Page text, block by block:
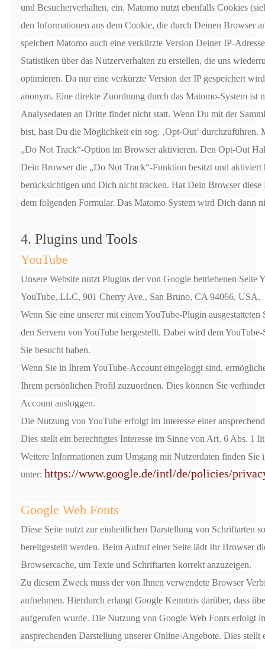
und Besucherverhalten, ein. Matomo nutzt ebenfalls Cookies
den Informationen aus dem Cookie, die durch Deinen Browser
speichert Matomo auch eine verkürzte Version Deiner IP-
Statistiken über das Nutzerverhalten zu erstellen, die uns
optimieren. Da nur eine verkürzte Version der IP gespeichert
anonym. Eine direkte Zuordnung durch das Matomo-System ist
Analysedaten an Dritte findet nicht statt. Wenn Du mit der
bist, hast Du die Möglichkeit ein sog. ‚Opt-Out‘
„Do Not Track“-Option im Browser aktivieren. Den Opt-Out
Dein Browser die „Do Not Track“-Funktion besitzt und aktiviert
berücksichtigen und Dich nicht tracken. Hat Dein Browser
dem folgenden Formular. Das Matomo System wird Dich dann
4. Plugins und Tools
YouTube
Unsere Website nutzt Plugins der von Google betriebenen Seite
YouTube, LLC, 901 Cherry Ave., San Bruno, CA 94066, USA.
Wenn Sie eine unserer mit einem YouTube-Plugin
den Servern von YouTube hergestellt. Dabei wird dem
Sie besucht haben.
Wenn Sie in Ihrem YouTube-Account eingeloggt sind,
Ihrem persönlichen Profil zuzuordnen. Dies können Sie
Account ausloggen.
Die Nutzung von YouTube erfolgt im Interesse einer
Dies stellt ein berechtigtes Interesse im Sinne von Art. 6 Abs. 1
Weitere Informationen zum Umgang mit Nutzerdaten finden Sie
unter: https://www.google.de/intl/de/policies/
Google Web Fonts
Diese Seite nutzt zur einheitlichen Darstellung von Schriftarten
bereitgestellt werden. Beim Aufruf einer Seite lädt Ihr Browser
Browsercache, um Texte und Schriftarten korrekt anzuzeigen.
Zu diesem Zweck muss der von Ihnen verwendete Browser
aufnehmen. Hierdurch erlangt Google Kenntnis darüber, dass
aufgerufen wurde. Die Nutzung von Google Web Fonts erfolgt
ansprechenden Darstellung unserer Online-Angebote. Dies stellt